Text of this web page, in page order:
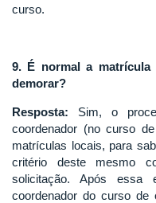
curso.
9. É normal a
demorar?
Resposta: Sim, o
coordenador (no curso
matrículas locais, para
critério deste mesmo
solicitação. Após
coordenador do curso de